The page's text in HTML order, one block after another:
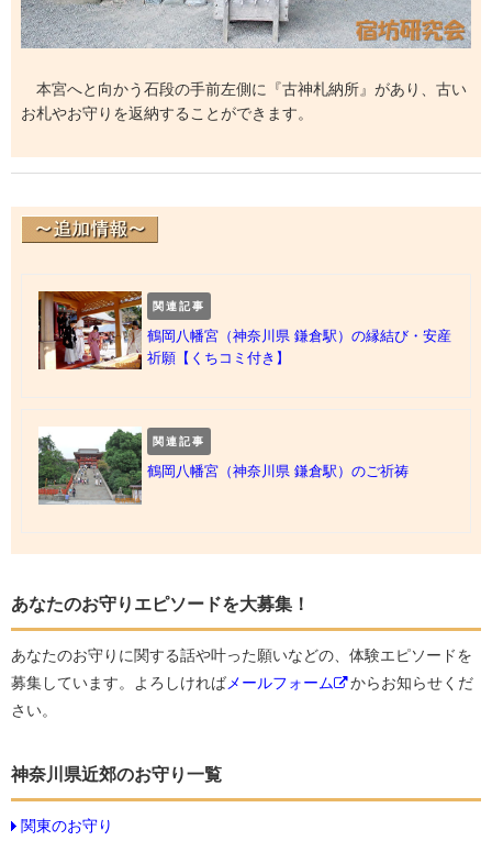
本宮へと向かう石段の手前左側に『古神札納所』があり、古い
お札やお守りを返納することができます。
関連記事
鶴岡八幡宮（神奈川県 鎌倉駅）の縁結び・安産
祈願【くちコミ付き】
関連記事
鶴岡八幡宮（神奈川県 鎌倉駅）のご祈祷
あなたのお守りエピソードを大募集！
あなたのお守りに関する話や叶った願いなどの、体験エピソードを
募集しています。よろしければ メールフォーム
からお知らせくだ
さい。
神奈川県近郊のお守り一覧
関東のお守り